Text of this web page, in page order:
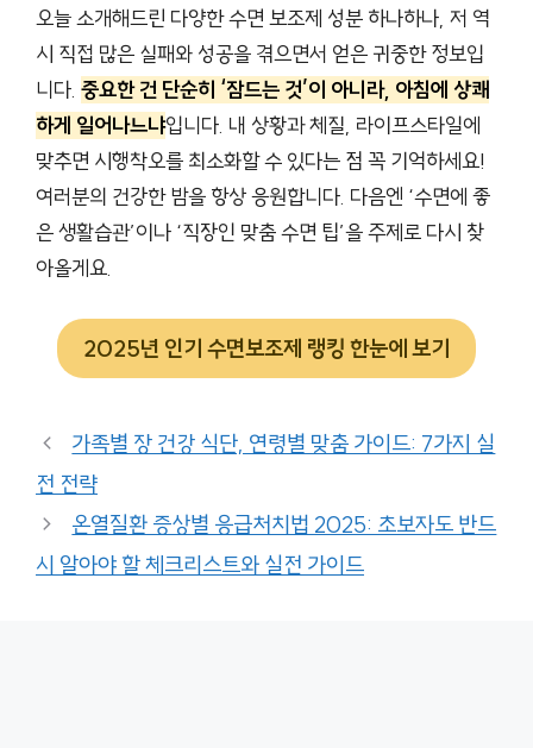
오늘 소개해드린 다양한 수면 보조제 성분 하나하나, 저 역
시 직접 많은 실패와 성공을 겪으면서 얻은 귀중한 정보입
니다. 중요한 건 단순히 ‘잠드는 것’이 아니라, 아침에 상쾌
하게 일어나느냐입니다. 내 상황과 체질, 라이프스타일에
맞추면 시행착오를 최소화할 수 있다는 점 꼭 기억하세요!
여러분의 건강한 밤을 항상 응원합니다. 다음엔 ‘수면에 좋
은 생활습관’이나 ‘직장인 맞춤 수면 팁’을 주제로 다시 찾
아올게요.
2025년 인기 수면보조제 랭킹 한눈에 보기
가족별 장 건강 식단, 연령별 맞춤 가이드: 7가지 실
전 전략
온열질환 증상별 응급처치법 2025: 초보자도 반드
시 알아야 할 체크리스트와 실전 가이드